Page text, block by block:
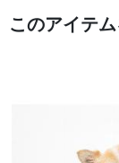
このアイテ